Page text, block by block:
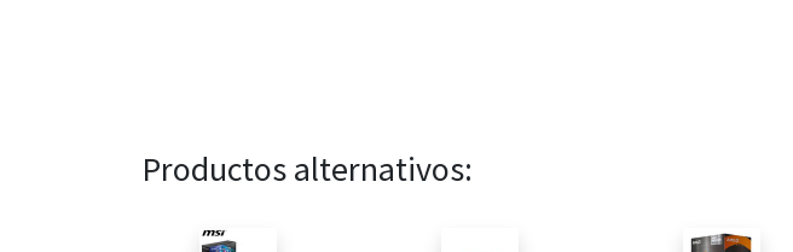
Productos alternativos: